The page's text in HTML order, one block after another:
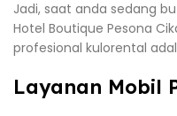
Jadi, saat anda sedang
Hotel Boutique Pesona
profesional kulorental
Layanan Mobil